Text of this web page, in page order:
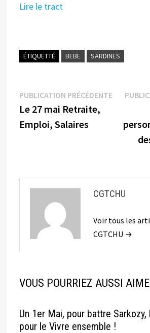
Lire le tract
ÉTIQUETTÉ BEBE SARDINES
Navigation
de
l’article
PUBLICATION PRÉCÉDENTE
Le 27 mai Retraite,
Emploi, Salaires
CGTCHU
Voir tous les
CGTCHU →
VOUS POURRIEZ AUSSI
Un 1er Mai, pour battre Sarkozy,
pour le Vivre ensemble !